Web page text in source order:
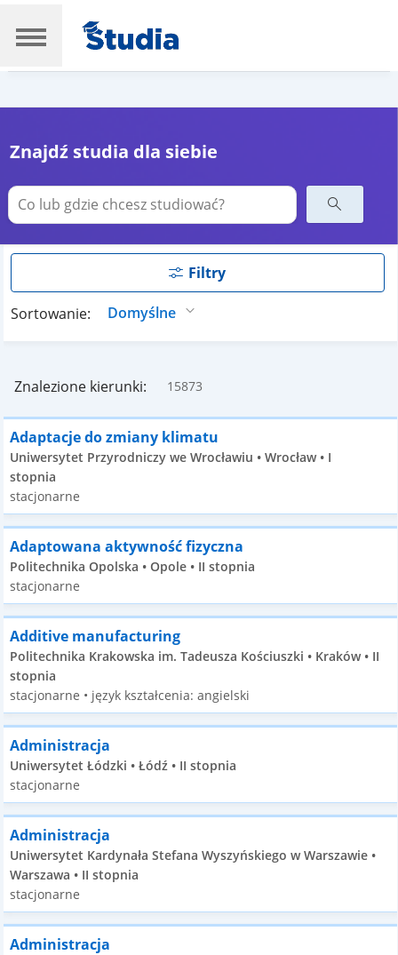
Znajdź studia dla siebie
Filtry
Sortowanie:
Znalezione kierunki: 15873
Adaptacje do zmiany klimatu
Uniwersytet Przyrodniczy we Wrocławiu • Wrocław • I
stopnia
stacjonarne
Adaptowana aktywność fizyczna
Politechnika Opolska • Opole • II stopnia
stacjonarne
Additive manufacturing
Politechnika Krakowska im. Tadeusza Kościuszki • Kraków • II
stopnia
stacjonarne • język kształcenia: angielski
Administracja
Uniwersytet Łódzki • Łódź • II stopnia
stacjonarne
Administracja
Uniwersytet Kardynała Stefana Wyszyńskiego w Warszawie •
Warszawa • II stopnia
stacjonarne
Administracja